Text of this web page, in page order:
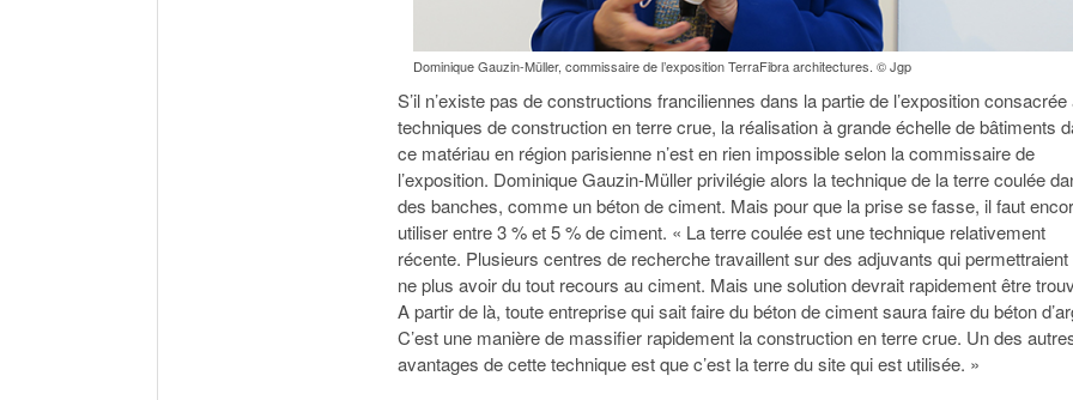
Dominique Gauzin-Müller, commissaire de l’exposition TerraFibra architectures. © Jgp
S’il n’existe pas de constructions franciliennes dans la partie de l’exposition consacrée
techniques de construction en terre crue, la réalisation à grande échelle de bâtiments
ce matériau en région parisienne n’est en rien impossible selon la commissaire de
l’exposition. Dominique Gauzin-Müller privilégie alors la technique de la terre coulée
des banches, comme un béton de ciment. Mais pour que la prise se fasse, il faut
utiliser entre 3 % et 5 % de ciment. « La terre coulée est une technique relativement
récente. Plusieurs centres de recherche travaillent sur des adjuvants qui permettraient
ne plus avoir du tout recours au ciment. Mais une solution devrait rapidement être
A partir de là, toute entreprise qui sait faire du béton de ciment saura faire du béton
C’est une manière de massifier rapidement la construction en terre crue. Un des
avantages de cette technique est que c’est la terre du site qui est utilisée. »